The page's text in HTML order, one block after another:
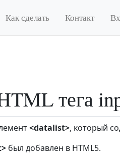
Как сделать Контакт
тега
<datalist>, который
был добавлен в HTML5.